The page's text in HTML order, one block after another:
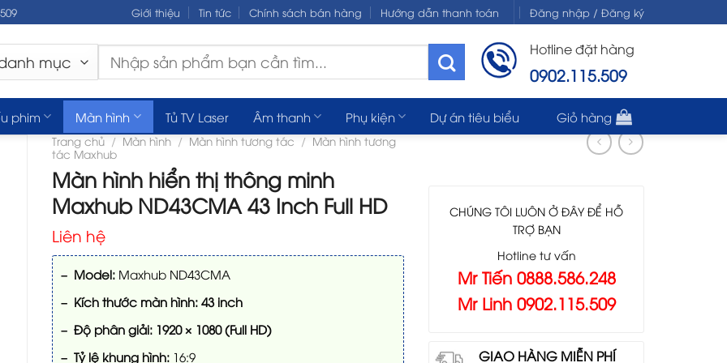
Giới thiệu Tin tức Chính sách bán hàng Hướng dẫn thanh toán Đăng nhập / Đăng ký
Tìm
kiếm:
Hotline đặt hàng
0902.115.509
phim Màn hình Tủ TV Laser Âm thanh Phụ kiện Dự án tiêu biểu Giỏ hàng
Trang chủ / Màn hình / Màn hình tương tác / Màn hình tương
tác Maxhub
Màn hình hiển thị thông minh
Maxhub ND43CMA 43 Inch Full HD
Liên hệ
– Model:Maxhub ND43CMA
– Kích thước màn hình: 43 inch
– Độ phân giải: 1920 × 1080 (Full HD)
– Tỷ lệ khung hình:16:9
CHÚNG TÔI LUÔN Ở ĐÂY ĐỂ HỖ
TRỢ BẠN
Hotline tư vấn
Mr Tiến 0888.586.248
Mr Linh 0902.115.509
GIAO HÀNG MIỄN PHÍ